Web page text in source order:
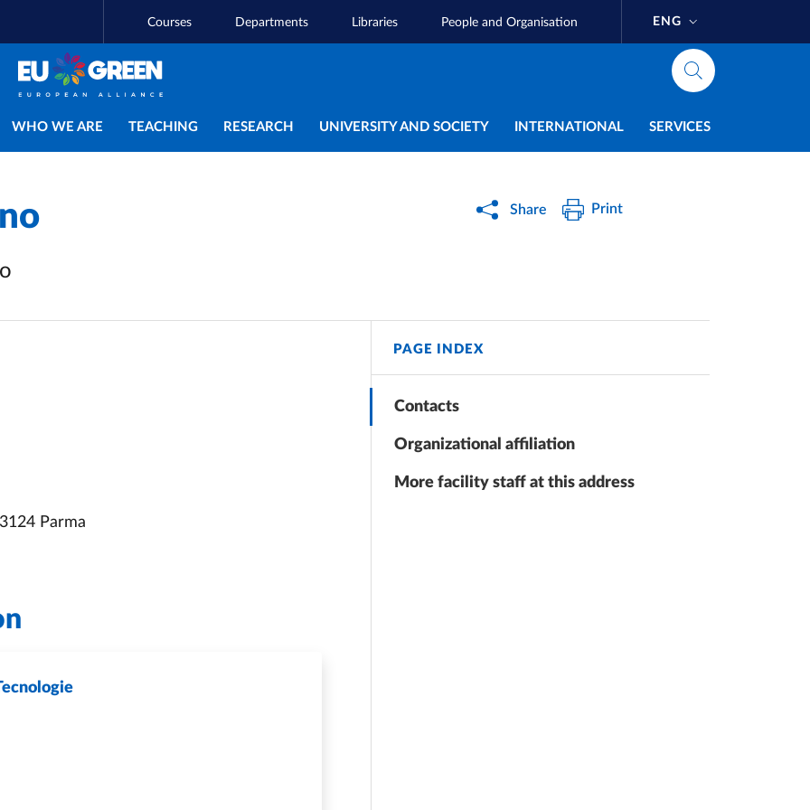
Courses Departments Libraries People and Organisation ENG
Main navigation
WHO WE ARE TEACHING RESEARCH UNIVERSITY AND SOCIETY INTERNATIONAL SERVICES
Share Print
PAGE INDEX
Contacts
Organizational affiliation
More facility staff at this address
Parma
DELLE SCIENZE E TECNOLOGIE